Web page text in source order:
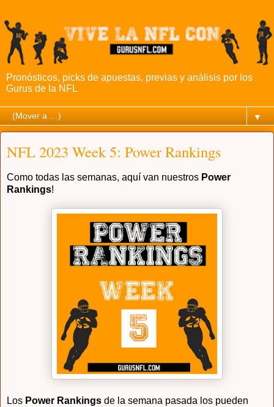
Pronósticos, picks de apuestas, previas y análisis por los
Gurus de la NFL
▼
NFL 2023 Week 5: Power Rankings
Como todas las semanas, aquí van nuestros Power
Rankings!
Los Power Rankings de la semana pasada los pueden